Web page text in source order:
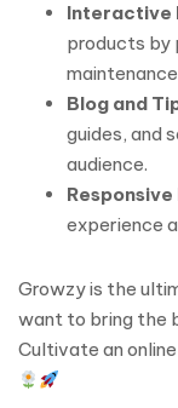
Interactive
products by
Blog and
guides, and
audience.
Responsive
experience
Growzy is the
want to bring the
Cultivate an